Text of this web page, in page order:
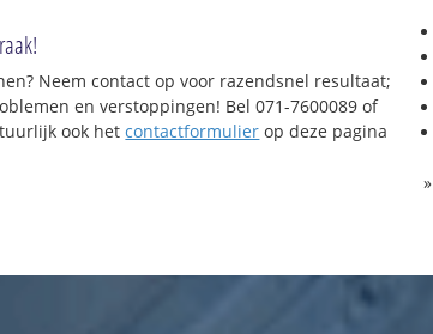
Neem contact op voor razendsnel resultaat;
en verstoppingen! Bel 071-7600089 of
ook hetcontactformulier op deze pagina
»